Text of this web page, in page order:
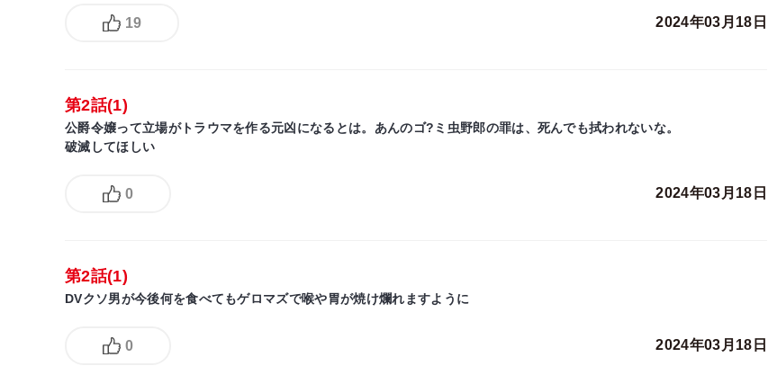
19 2024年03月18日
第2話(1)
公爵令嬢って立場がトラウマを作る元凶になるとは。あんのゴ?ミ虫野郎の罪は、死んでも拭われないな。
破滅してほしい
0 2024年03月18日
第2話(1)
DVクソ男が今後何を食べてもゲロマズで喉や胃が焼け爛れますように
0 2024年03月18日